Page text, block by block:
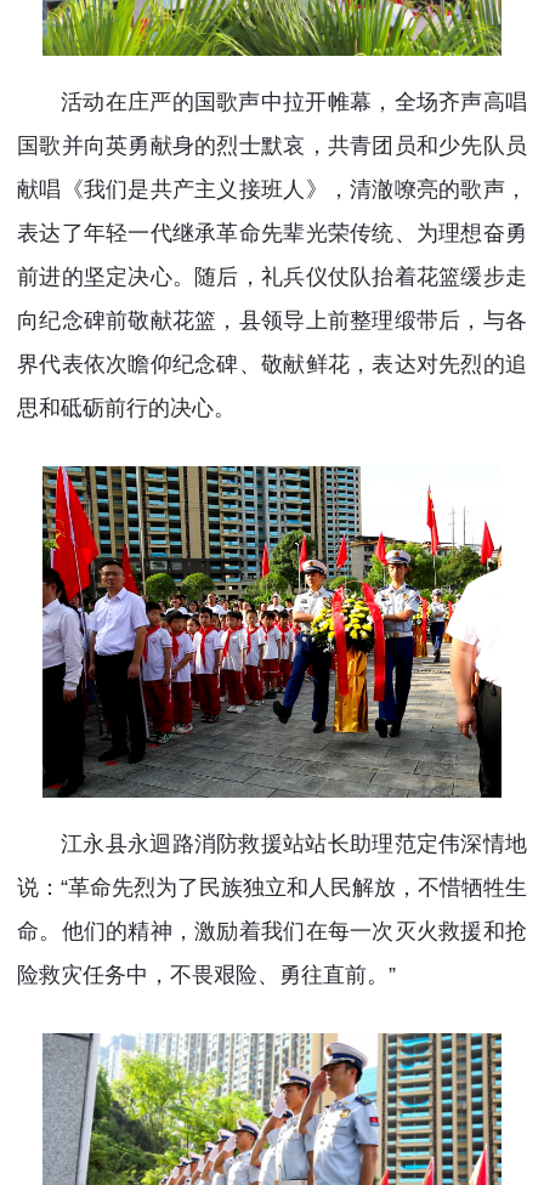
活动在庄严的国歌声中拉开帷幕，全场齐声高唱
国歌并向英勇献身的烈士默哀，共青团员和少先队员
献唱《我们是共产主义接班人》，清澈嘹亮的歌声，
表达了年轻一代继承革命先辈光荣传统、为理想奋勇
前进的坚定决心。随后，礼兵仪仗队抬着花篮缓步走
向纪念碑前敬献花篮，县领导上前整理缎带后，与各
界代表依次瞻仰纪念碑、敬献鲜花，表达对先烈的追
思和砥砺前行的决心。
江永县永迴路消防救援站站长助理范定伟深情地
说：“革命先烈为了民族独立和人民解放，不惜牺牲生
命。他们的精神，激励着我们在每一次灭火救援和抢
险救灾任务中，不畏艰险、勇往直前。”